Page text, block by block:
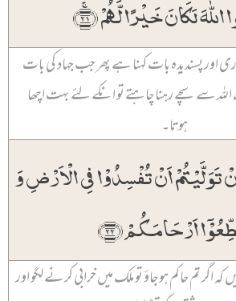
لَکَانَ خَیۡرًا لَّہُمۡ ﴿ۚ۲۱﴾
اور پسندیدہ بات کہنا ہے پھر جب جہاد کی بات
اللہ سے سچے رہنا چاہتے تو انکے لئے بہت اچھا
ہوتا۔
اَنۡ تُفۡسِدُوۡا فِی الۡاَرۡضِ وَ
اَرۡحَامَکُمۡ ﴿۲۲﴾
اگر تم حاکم ہو جاؤ تو ملک میں خرابی کرنے لگو اور